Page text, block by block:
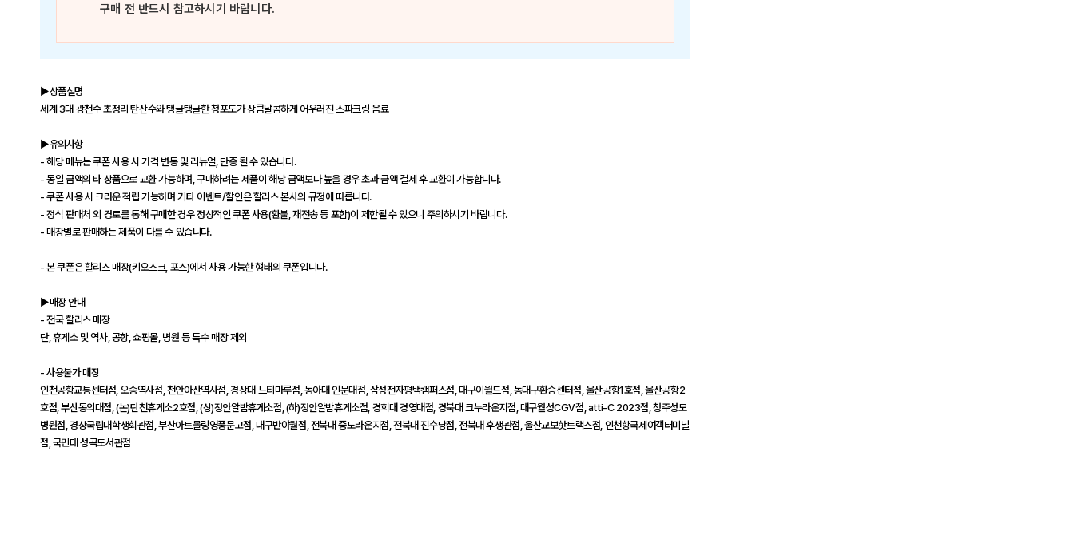
구매 전 반드시 참고하시기 바랍니다.
▶상품설명
세계 3대 광천수 초정리 탄산수와 탱글탱글한 청포도가 상큼달콤하게 어우러진 스파크링 음료
▶유의사항
- 해당 메뉴는 쿠폰 사용 시 가격 변동 및 리뉴얼, 단종 될 수 있습니다.
- 동일 금액의 타 상품으로 교환 가능하며, 구매하려는 제품이 해당 금액보다 높을 경우 초과 금액 결제 후 교환이 가능합니다.
- 쿠폰 사용 시 크라운 적립 가능하며 기타 이벤트/할인은 할리스 본사의 규정에 따릅니다.
- 정식 판매처 외 경로를 통해 구매한 경우 정상적인 쿠폰 사용(환불, 재전송 등 포함)이 제한될 수 있으니 주의하시기 바랍니다.
- 매장별로 판매하는 제품이 다를 수 있습니다.
- 본 쿠폰은 할리스 매장(키오스크, 포스)에서 사용 가능한 형태의 쿠폰입니다.
▶매장 안내
- 전국 할리스 매장
단, 휴게소 및 역사, 공항, 쇼핑몰, 병원 등 특수 매장 제외
- 사용불가 매장
인천공항교통센터점, 오송역사점, 천안아산역사점, 경상대 느티마루점, 동아대 인문대점, 삼성전자평택캠퍼스점, 대구이월드점, 동대구환승센터점, 울산공항1호점, 울산공항2
호점, 부산동의대점, (논)탄천휴게소2호점, (상)정안알밤휴게소점, (하)정안알밤휴게소점, 경희대 경영대점, 경북대 크누라운지점, 대구월성CGV점, atti-C 2023점, 청주성모
병원점, 경상국립대학생회관점, 부산아트몰링영풍문고점, 대구반야월점, 전북대 중도라운지점, 전북대 진수당점, 전북대 후생관점, 울산교보핫트랙스점, 인천항국제여객터미널
점, 국민대 성곡도서관점